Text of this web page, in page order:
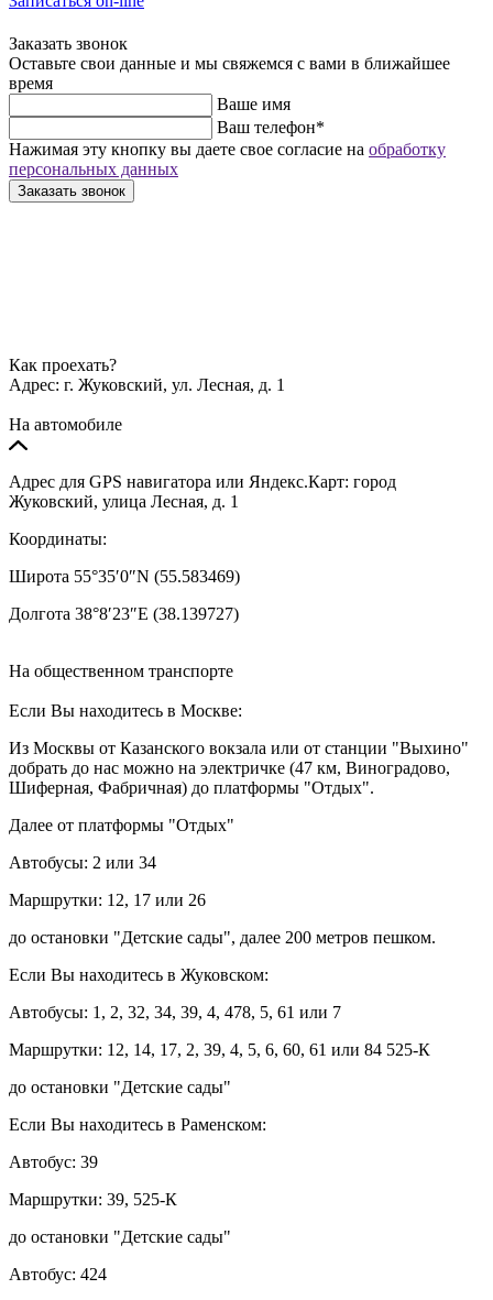
Заказать звонок
Оставьте свои данные и мы свяжемся с вами в ближайшее
время
Ваше имя
Ваш телефон*
Нажимая эту кнопку вы даете свое согласие на обработку
персональных данных
Заказать звонок
Как проехать?
Адрес: г. Жуковский, ул. Лесная, д. 1
На автомобиле
Адрес для GPS навигатора или Яндекс.Карт: город
Жуковский, улица Лесная, д. 1
Координаты:
Широта 55°35′0″N (55.583469)
Долгота 38°8′23″E (38.139727)
На общественном транспорте
Если Вы находитесь в Москве:
Из Москвы от Казанского вокзала или от станции "Выхино"
добрать до нас можно на электричке (47 км, Виноградово,
Шиферная, Фабричная) до платформы "Отдых".
Далее от платформы "Отдых"
Автобусы: 2 или 34
Маршрутки: 12, 17 или 26
до остановки "Детские сады", далее 200 метров пешком.
Если Вы находитесь в Жуковском:
Автобусы: 1, 2, 32, 34, 39, 4, 478, 5, 61 или 7
Маршрутки: 12, 14, 17, 2, 39, 4, 5, 6, 60, 61 или 84 525-К
до остановки "Детские сады"
Если Вы находитесь в Раменском:
Автобус: 39
Маршрутки: 39, 525-К
до остановки "Детские сады"
Автобус: 424